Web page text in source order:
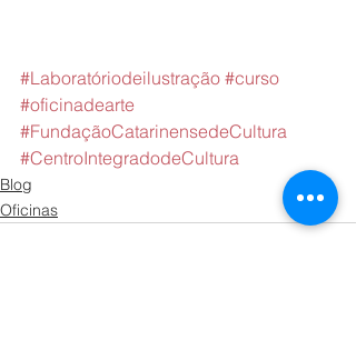
#Laboratóriodeilustração #curso
#oficinadearte
#FundaçãoCatarinensedeCultura
#CentroIntegradodeCultura
Blog
Oficinas